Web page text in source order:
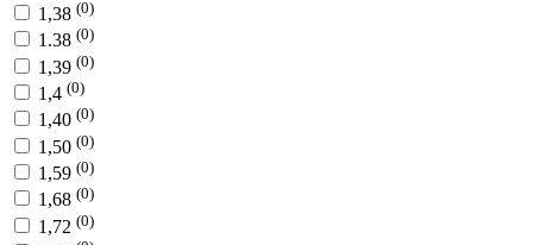
1,38 (0)
1.38 (0)
1,39 (0)
1,4 (0)
1,40 (0)
1,50 (0)
1,59 (0)
1,68 (0)
1,72 (0)